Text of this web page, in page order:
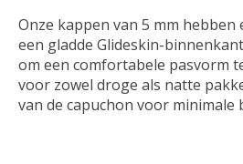
Onze kappen van 5 mm
een gladde Glideskin-
om een ​​comfortabele pasvorm
voor zowel droge als natte
van de capuchon voor